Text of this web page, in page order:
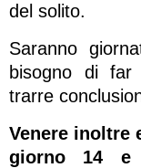
del solito.
Saranno
bisogno di
trarre
Venere inoltre
giorno 14 e